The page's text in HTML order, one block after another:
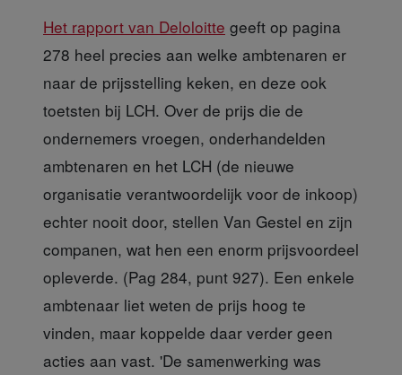
Het rapport van Deloloitte geeft op pagina
278 heel precies aan welke ambtenaren er
naar de prijsstelling keken, en deze ook
toetsten bij LCH. Over de prijs die de
ondernemers vroegen, onderhandelden
ambtenaren en het LCH (de nieuwe
organisatie verantwoordelijk voor de inkoop)
echter nooit door, stellen Van Gestel en zijn
companen, wat hen een enorm prijsvoordeel
opleverde. (Pag 284, punt 927). Een enkele
ambtenaar liet weten de prijs hoog te
vinden, maar koppelde daar verder geen
acties aan vast. 'De samenwerking was